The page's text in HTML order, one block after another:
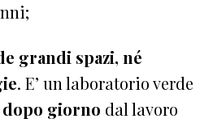
grandi spazi, né
. E’ un laboratorio verde
giorno dal lavoro